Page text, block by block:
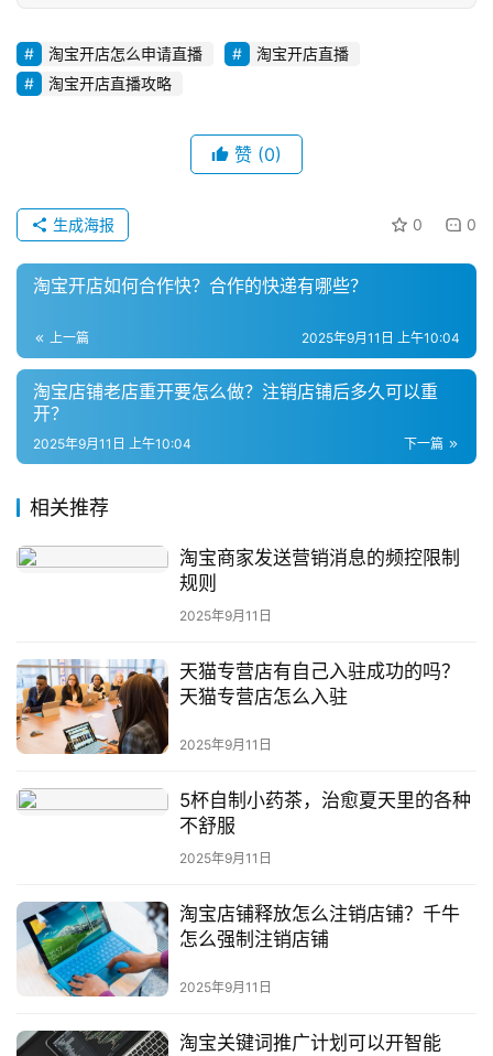
带
货
广
私
社
群
问
答
区
淘宝开店怎么申请直播
淘宝开店直播
淘宝开店直播攻略
赞 (0)
0 0
生成海报
淘宝开店如何合作快？合作的快递有哪些？
上一篇 2025年9月11日 上午10:04
淘宝店铺老店重开要怎么做？注销店铺后多久可以重
开？
下一篇
2025年9月11日 上午10:04
相关推荐
淘宝商家发送营销消息的频控限制
规则
2025年9月11日
天猫专营店有自己入驻成功的吗？
天猫专营店怎么入驻
2025年9月11日
5杯自制小药茶，治愈夏天里的各种
不舒服
2025年9月11日
淘宝店铺释放怎么注销店铺？千牛
怎么强制注销店铺
2025年9月11日
淘宝关键词推广计划可以开智能